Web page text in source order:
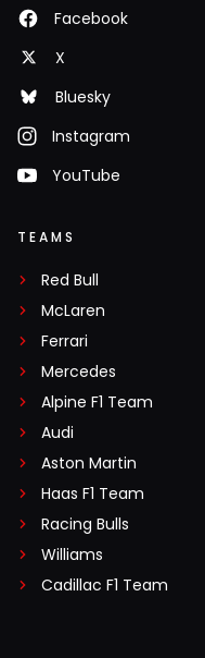
Facebook
X
Bluesky
Instagram
YouTube
TEAMS
Red Bull
McLaren
Ferrari
Mercedes
Alpine F1 Team
Audi
Aston Martin
Haas F1 Team
Racing Bulls
Williams
Cadillac F1 Team